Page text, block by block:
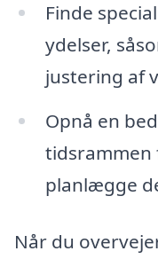
Finde
ydelser,
justering af
Opnå en
tidsrammen
planlægge
Når du